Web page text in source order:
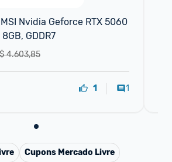
Nvidia Geforce RTX 5060
GDDR7
4.603,85
1 1
Cupons Mercado Livre